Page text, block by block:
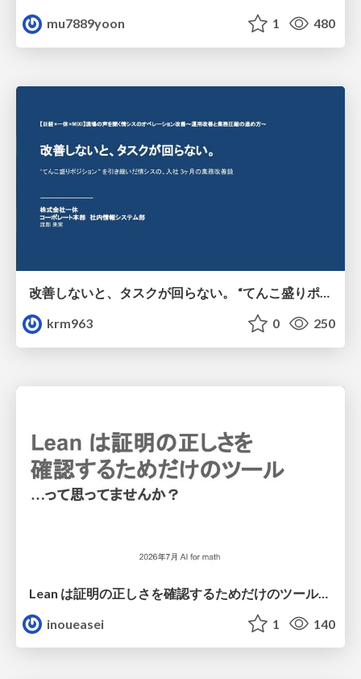
mu7889yoon 1 480
改善しないと、タスクが回らない。 “てんこ盛りポジション” を引き継いだ情シスの、入社3ヶ月の業務改善録
krm963
0 250
Lean は証明の正しさを確認するためだけのツールって思ってませんか？
inoueasei
1 140